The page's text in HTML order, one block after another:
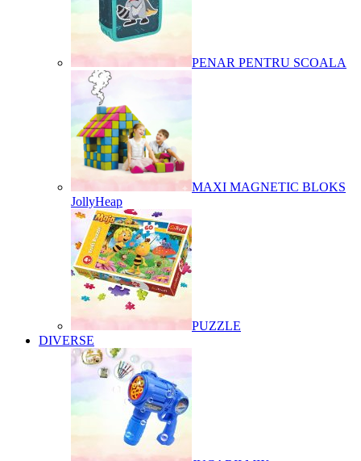
PENAR PENTRU SCOALA
MAXI MAGNETIC BLOKS
JollyHeap
PUZZLE
DIVERSE